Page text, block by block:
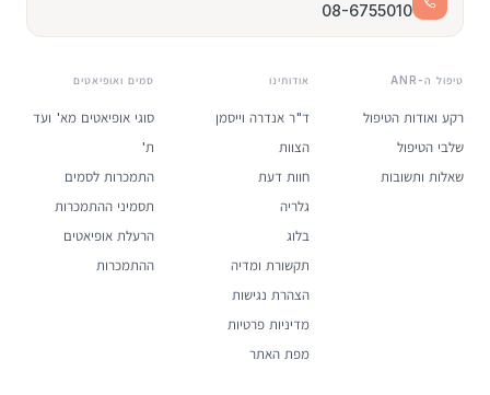
08-6755010
טיפול ה-ANR
רקע ואודות הטיפול
שלבי הטיפול
שאלות ותשובות
אודותינו
ד"ר אנדרה וייסמן
הצוות
חוות דעת
גלריה
בלוג
תקשורת ומדיה
הצהרת נגישות
מדיניות פרטיות
מפת האתר
סמים ואופיאטים
סוגי אופיאטים מא' ועד
ת'
התמכרות לסמים
תסמיני ההתמכרות
הרעלת אופיאטים
ההתמכרות